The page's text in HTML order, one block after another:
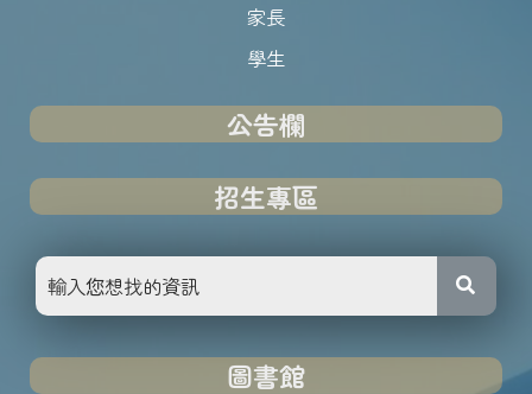
家長
學生
公告欄
招生專區
圖書館